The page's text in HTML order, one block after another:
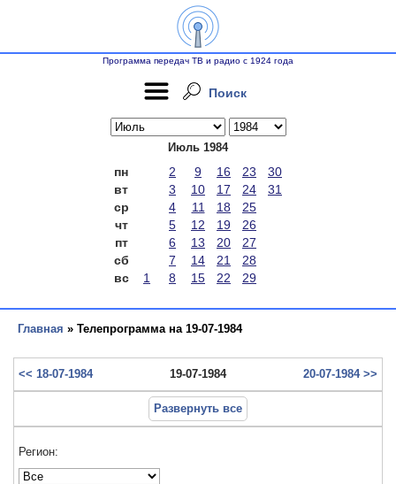
Программа передач ТВ и радио с 1924 года
Поиск
Июль 1984
пн 2 9 16 23
30
вт
3 10 17 24
31
ср
4 11 18
25
чт
5 12 19
26
пт
6 13 20
27
сб
7 14 21
28
вс
1 8 15 22 29
Главная » Телепрограмма на 19-07-1984
<< 18-07-1984 19-07-1984 20-07-1984 >>
Развернуть все
Регион: